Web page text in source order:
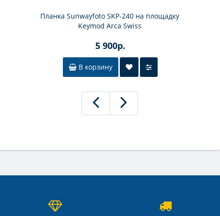
Планка Sunwayfoto SKP-240 на площадку
Keymod Arca Swiss
5 900р.
В корзину